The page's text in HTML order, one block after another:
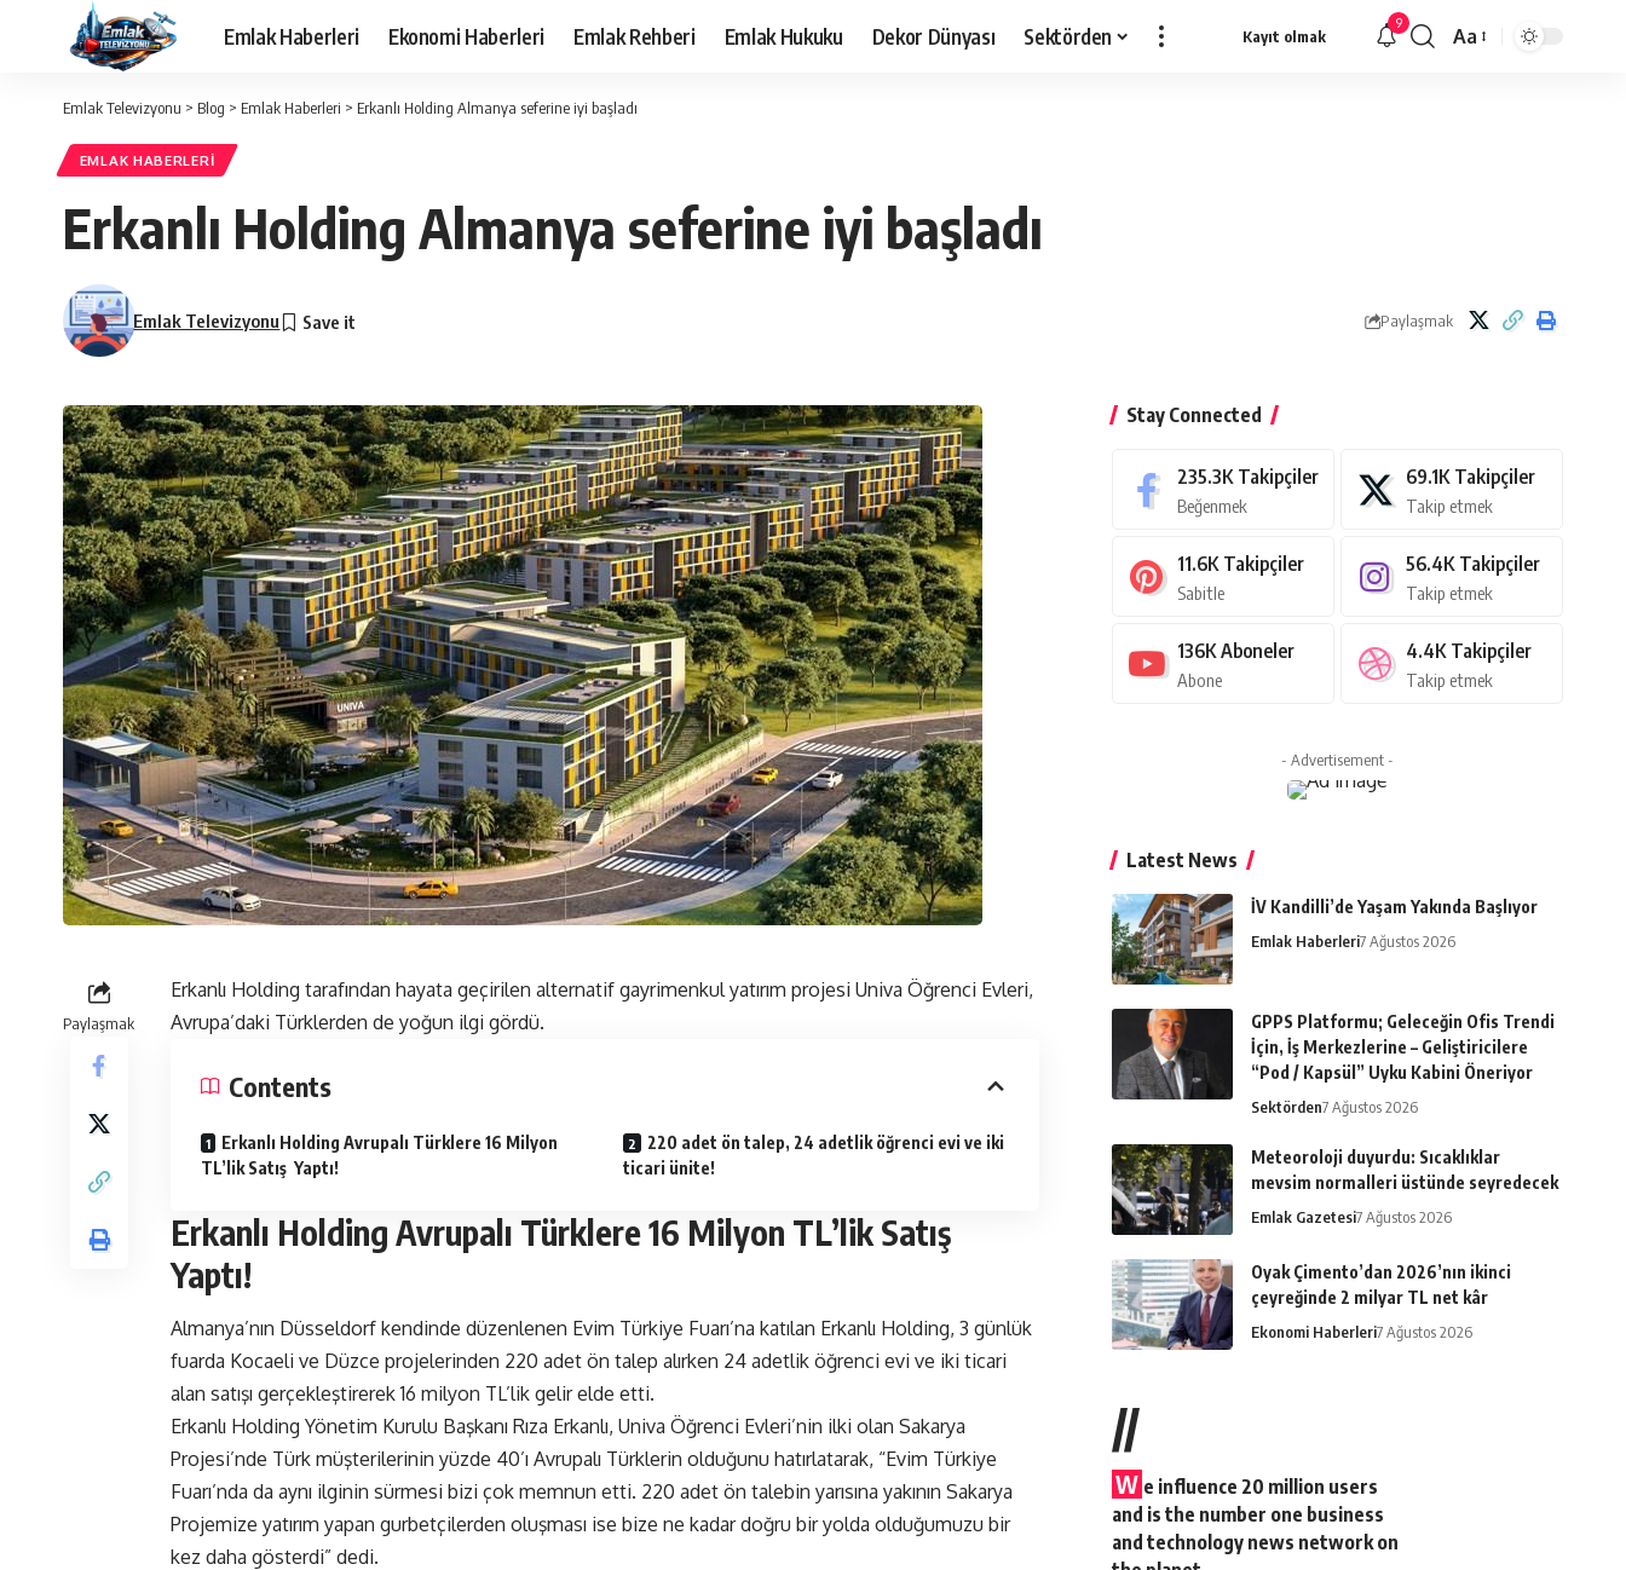
Emlak Haberleri Ekonomi Haberleri Emlak Rehberi Emlak Hukuku Dekor Dünyası Sektörden Kayıt olmak
9
Yazı
Aa
Emlak Televizyonu > Blog > Emlak Haberleri > Erkanlı Holding Almanya seferine iyi başladı
EMLAK HABERLERI
Erkanlı Holding Almanya seferine iyi başladı
Emlak Televizyonu Paylaşmak
Paylaşmak
Erkanlı Holding tarafından hayata geçirilen alternatif gayrimenkul yatırım projesi Univa Öğrenci Evleri,
Avrupa’daki Türklerden de yoğun ilgi gördü.
Contents
Erkanlı Holding Avrupalı Türklere 16 Milyon
TL’lik Satış Yaptı!
220 adet ön talep, 24 adetlik öğrenci evi ve iki
ticari ünite!
Erkanlı Holding Avrupalı Türklere 16 Milyon TL’lik Satış
Yaptı!
Almanya’nın Düsseldorf kendinde düzenlenen Evim Türkiye Fuarı’na katılan Erkanlı Holding, 3 günlük
fuarda Kocaeli ve Düzce projelerinden 220 adet ön talep alırken 24 adetlik öğrenci evi ve iki ticari
alan satışı gerçekleştirerek 16 milyon TL’lik gelir elde etti.
Erkanlı Holding Yönetim Kurulu Başkanı Rıza Erkanlı, Univa Öğrenci Evleri’nin ilki olan Sakarya
Projesi’nde Türk müşterilerinin yüzde 40’ı Avrupalı Türklerin olduğunu hatırlatarak, “Evim Türkiye
Fuarı’nda da aynı ilginin sürmesi bizi çok memnun etti. 220 adet ön talebin yarısına yakının Sakarya
Projemize yatırım yapan gurbetçilerden oluşması ise bize ne kadar doğru bir yolda olduğumuzu bir
kez daha gösterdi” dedi.
Stay Connected
235.3K Takipçiler
Beğenmek
69.1K Takipçiler
Takip etmek
11.6K Takipçiler
Sabitle
56.4K Takipçiler
Takip etmek
136K Aboneler
Abone
4.4K Takipçiler
Takip etmek
- Advertisement -
Latest News
İV Kandilli’de Yaşam Yakında Başlıyor
Emlak Haberleri7 Ağustos 2026
GPPS Platformu; Geleceğin Ofis Trendi
İçin, İş Merkezlerine – Geliştiricilere
“Pod / Kapsül” Uyku Kabini Öneriyor
Sektörden7 Ağustos 2026
Meteoroloji duyurdu: Sıcaklıklar
mevsim normalleri üstünde seyredecek
Emlak Gazetesi7 Ağustos 2026
Oyak Çimento’dan 2026’nın ikinci
çeyreğinde 2 milyar TL net kâr
Ekonomi Haberleri7 Ağustos 2026
//
W e influence 20 million users
and is the number one business
and technology news network on